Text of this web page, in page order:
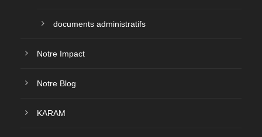
documents administratifs
Notre Impact
Notre Blog
KARAM